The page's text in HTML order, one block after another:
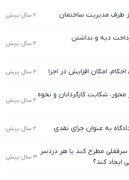
طرف مدیریت ساختمان ۲ سال پیش
دیه و نداشتن
۲ سال پیش
امکان افزایش در اجرا ۲ سال پیش
محور، شکایت کارگردانان و نحوه
۲ سال پیش
به عنوان جزای نقدی ۲ سال پیش
سرقفلی مطرح کند یا هر دردسر
ایجاد کند؟
۳ سال پیش